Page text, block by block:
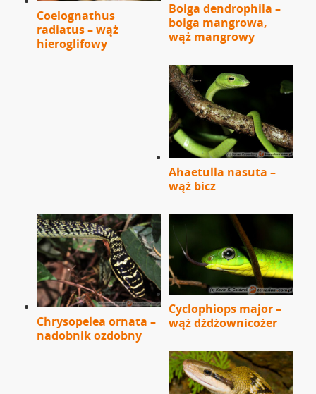
Coelognathus
radiatus – wąż
hieroglifowy
Boiga dendrophila –
boiga mangrowa,
wąż mangrowy
Ahaetulla nasuta –
wąż bicz
Chrysopelea ornata –
nadobnik ozdobny
Cyclophiops major –
wąż dżdżownicożer